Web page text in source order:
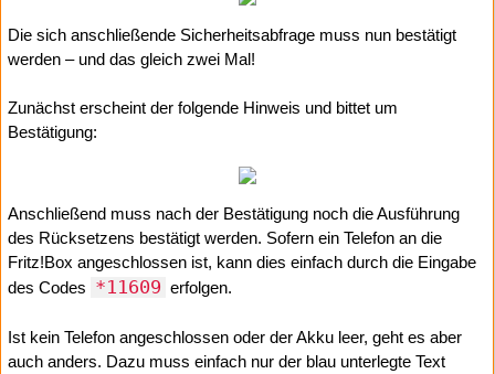
Die sich anschließende Sicherheitsabfrage muss nun bestätigt
werden – und das gleich zwei Mal!
Zunächst erscheint der folgende Hinweis und bittet um
Bestätigung:
Anschließend muss nach der Bestätigung noch die Ausführung
des Rücksetzens bestätigt werden. Sofern ein Telefon an die
Fritz!Box angeschlossen ist, kann dies einfach durch die Eingabe
des Codes *11609 erfolgen.
Ist kein Telefon angeschlossen oder der Akku leer, geht es aber
auch anders. Dazu muss einfach nur der blau unterlegte Text